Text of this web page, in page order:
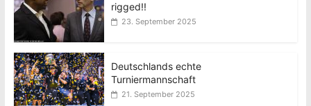
rigged!!
23. September 2025
Deutschlands echte
Turniermannschaft
21. September 2025